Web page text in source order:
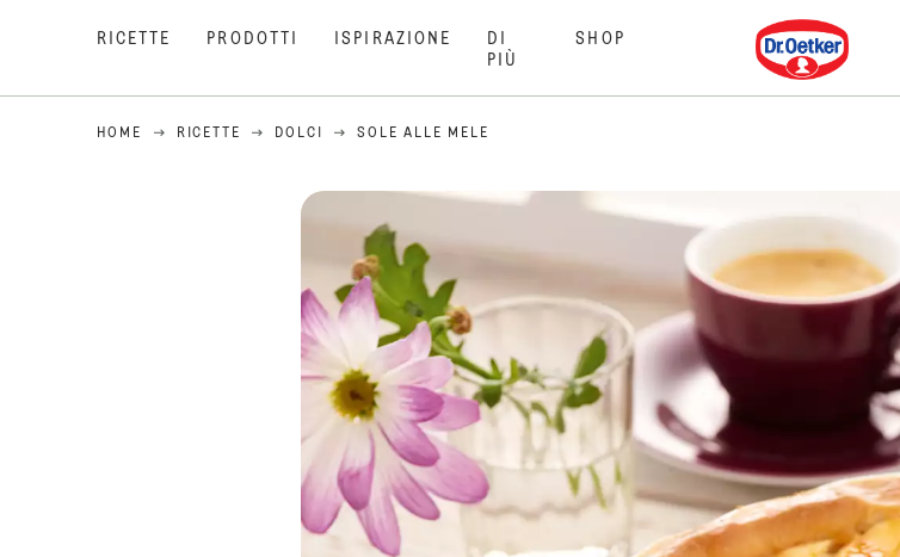
RICETTE PRODOTTI ISPIRAZIONE
DI
PIÙ
SHOP Dr. Oetker
HOME RICETTE DOLCI SOLE ALLE MELE